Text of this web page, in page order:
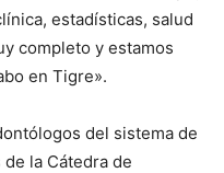
estadísticas, salud
completo y estamos
en Tigre».
del sistema de
la Cátedra de